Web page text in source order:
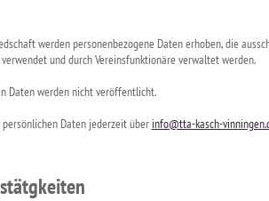
werden personenbezogene Daten erhoben, die
und durch Vereinsfunktionäre verwaltet werden.
Daten werden nicht veröffentlicht.
Daten jederzeit über info@tta-kasch-